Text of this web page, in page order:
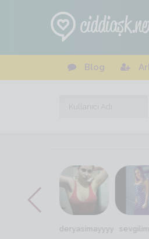
Blog
deryasimayyyy